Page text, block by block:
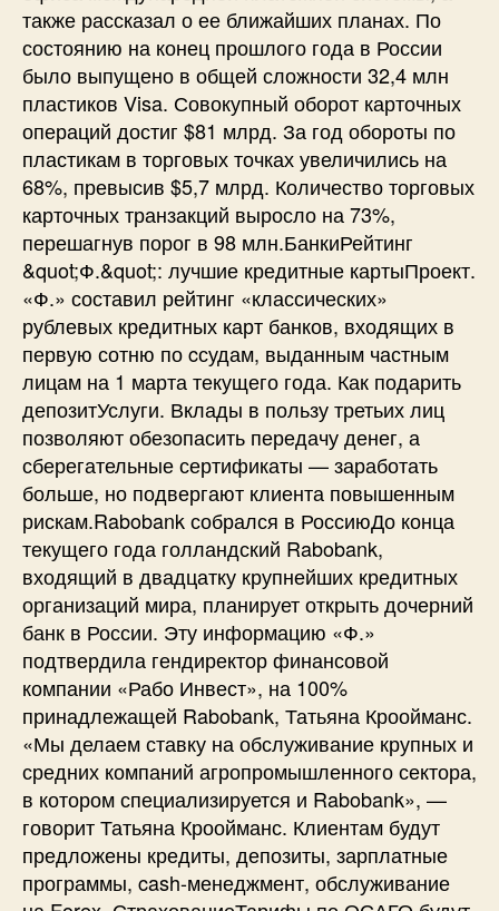
также рассказал о ее ближайших планах. По
состоянию на конец прошлого года в России
было выпущено в общей сложности 32,4 млн
пластиков Visa. Совокупный оборот карточных
операций достиг $81 млрд. За год обороты по
пластикам в торговых точках увеличились на
68%, превысив $5,7 млрд. Количество торговых
карточных транзакций выросло на 73%,
перешагнув порог в 98 млн.БанкиРейтинг
&quot;Ф.&quot;: лучшие кредитные картыПроект.
«Ф.» составил рейтинг «классических»
рублевых кредитных карт банков, входящих в
первую сотню по cсудам, выданным частным
лицам на 1 марта текущего года. Как подарить
депозитУслуги. Вклады в пользу третьих лиц
позволяют обезопасить передачу денег, а
сберегательные сертификаты — заработать
больше, но подвергают клиента повышенным
рискам.Rabobank собрался в РоссиюДо конца
текущего года голландский Rabobank,
входящий в двадцатку крупнейших кредитных
организаций мира, планирует открыть дочерний
банк в России. Эту информацию «Ф.»
подтвердила гендиректор финансовой
компании «Рабо Инвест», на 100%
принадлежащей Rabobank, Татьяна Кроойманс.
«Мы делаем ставку на обслуживание крупных и
средних компаний агропромышленного сектора,
в котором специализируется и Rabobank», —
говорит Татьяна Кроойманс. Клиентам будут
предложены кредиты, депозиты, зарплатные
программы, cash-менеджмент, обслуживание